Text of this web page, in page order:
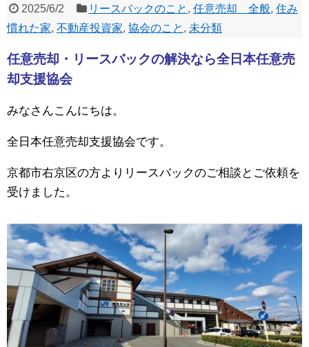
2025/6/2 リースバックのこと ,任意売却 全般,住み
慣れた家, 不動産投資家, 協会のこと , 未分類
任意売却・リースバックの解決なら全日本任意売
却支援協会
みなさんこんにちは。
全日本任意売却支援協会です。
京都市右京区の方よりリースバックのご相談とご依頼を
受けました。